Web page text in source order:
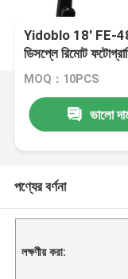
Yidoblo 18' FE-
ডিসপ্লে রিমোট
MOQ：10PCS
ভালো
পণ্যের বর্ণনা
লক্ষণীয় করা: